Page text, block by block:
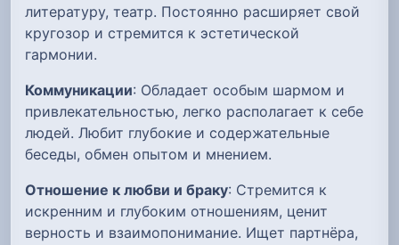
литературу, театр. Постоянно расширяет свой
кругозор и стремится к эстетической
гармонии.
Коммуникации: Обладает особым шармом и
привлекательностью, легко располагает к себе
людей. Любит глубокие и содержательные
беседы, обмен опытом и мнением.
Отношение к любви и браку: Стремится к
искренним и глубоким отношениям, ценит
верность и взаимопонимание. Ищет партнёра,